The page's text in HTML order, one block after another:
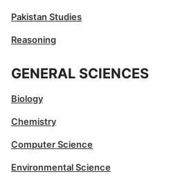
Pakistan Studies
Reasoning
GENERAL SCIENCES
Biology
Chemistry
Computer Science
Environmental Science